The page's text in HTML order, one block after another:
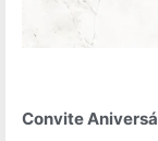
Convite